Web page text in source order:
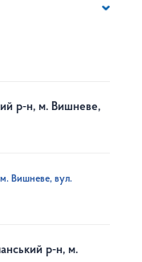
р-н, м. Вишневе,
Вишневе, вул.
р-н, м.